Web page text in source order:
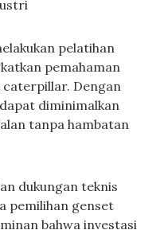
pelatihan
pemahaman
Dengan
diminimalkan
tanpa hambatan
dukungan teknis
pemilihan genset
bahwa investasi